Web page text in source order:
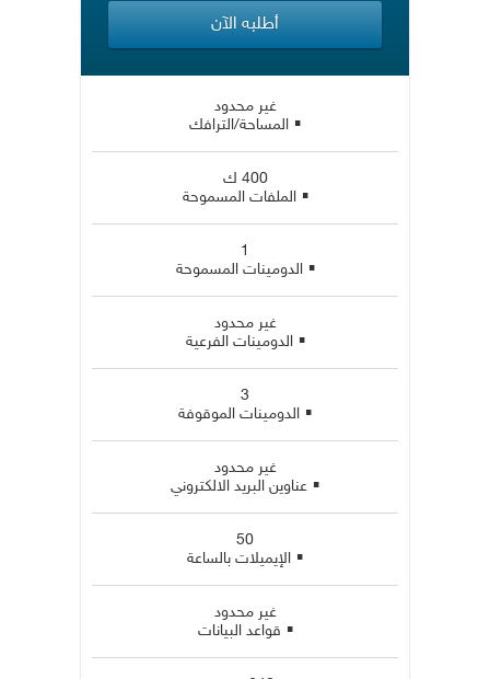
أطلبه الآن
غير محدود
▪ المساحة/الترافك
400 ك
▪الملفات المسموحة
1
▪الدومينات المسموحة
غير محدود
▪الدومينات الفرعية
3
▪ الدومينات الموقوفة
غير محدود
▪ عناوين البريد الالكتروني
50
▪ الإيميلات بالساعة
غير محدود
▪ قواعد البيانات